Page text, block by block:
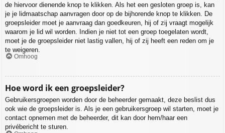
de hiervoor dienende knop te klikken. Als het een gesloten groep is, kan
je je lidmaatschap aanvragen door op de bijhorende knop te klikken. De
groepsleider moet je aanvraag dan goedkeuren, hij of zij vraagt mogelijk
waarom je lid wil worden. Indien je niet tot een groep toegelaten wordt,
moet je de groepsleider niet lastig vallen, hij of zij heeft een reden om je
te weigeren.
Omhoog
Hoe word ik een groepsleider?
Gebruikersgroepen worden door de beheerder gemaakt, deze beslist dus
ook wie de groepsleider is. Als je een gebruikersgroep wil starten, moet je
contact opnemen met de beheerder, dit kan door hem/haar een
privébericht te sturen.